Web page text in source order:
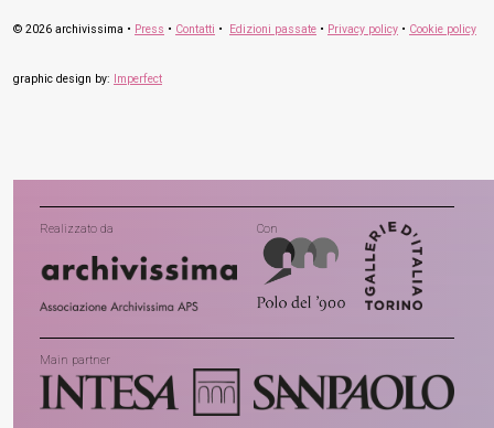
© 2026 archivissima • Press • Contatti • Edizioni passate • Privacy policy • Cookie policy
graphic design by: Imperfect
Realizzato da Con
Main partner